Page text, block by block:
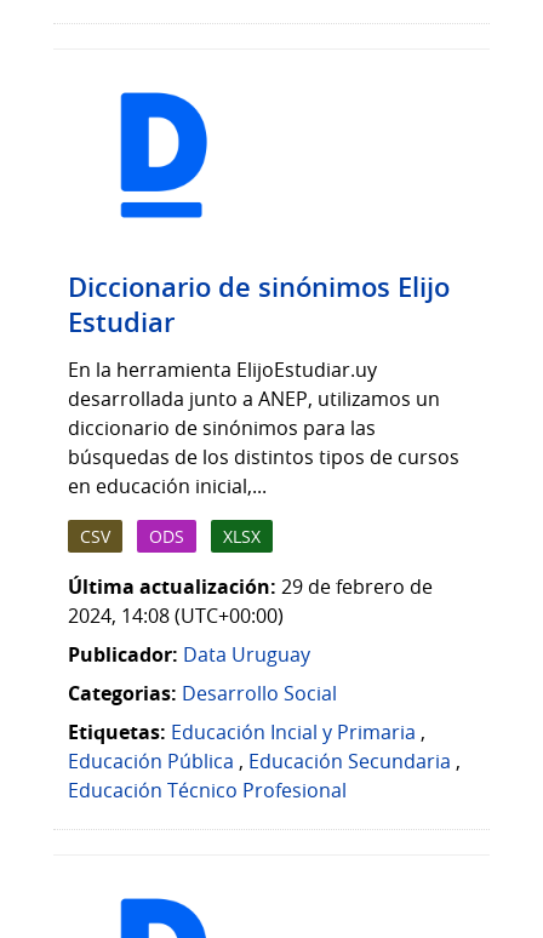
Diccionario de sinónimos Elijo
Estudiar
En la herramienta ElijoEstudiar.uy
desarrollada junto a ANEP, utilizamos un
diccionario de sinónimos para las
búsquedas de los distintos tipos de cursos
en educación inicial,...
CSV ODS XLSX
Última actualización: 29 de febrero de
2024, 14:08 (UTC+00:00)
Publicador: Data Uruguay
Categorias: Desarrollo Social
Etiquetas: Educación Incial y Primaria ,
Educación Pública , Educación Secundaria ,
Educación Técnico Profesional